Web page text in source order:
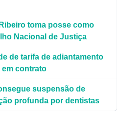
toma posse como
Nacional de Justiça
de tarifa de adiantamento
contrato
suspensão de
profunda por dentistas